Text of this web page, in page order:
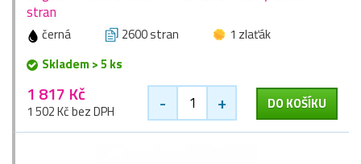
stran
černá 2600 stran
1 zlaťák
Skladem > 5 ks
1 817 Kč
1 502 Kč bez DPH - + DO KOŠÍKU